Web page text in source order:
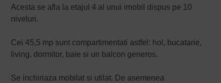
Acesta se afla la etajul 4 al unui imobil dispus pe 10
niveluri.
Cei 45,5 mp sunt compartimentati astfel: hol, bucatarie,
living, dormitor, baie si un balcon generos.
Se inchiriaza mobilat si utilat. De asemenea